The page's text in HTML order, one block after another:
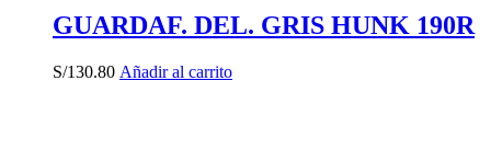
GUARDAF. DEL. GRIS HUNK 190R
S/130.80 Añadir al carrito